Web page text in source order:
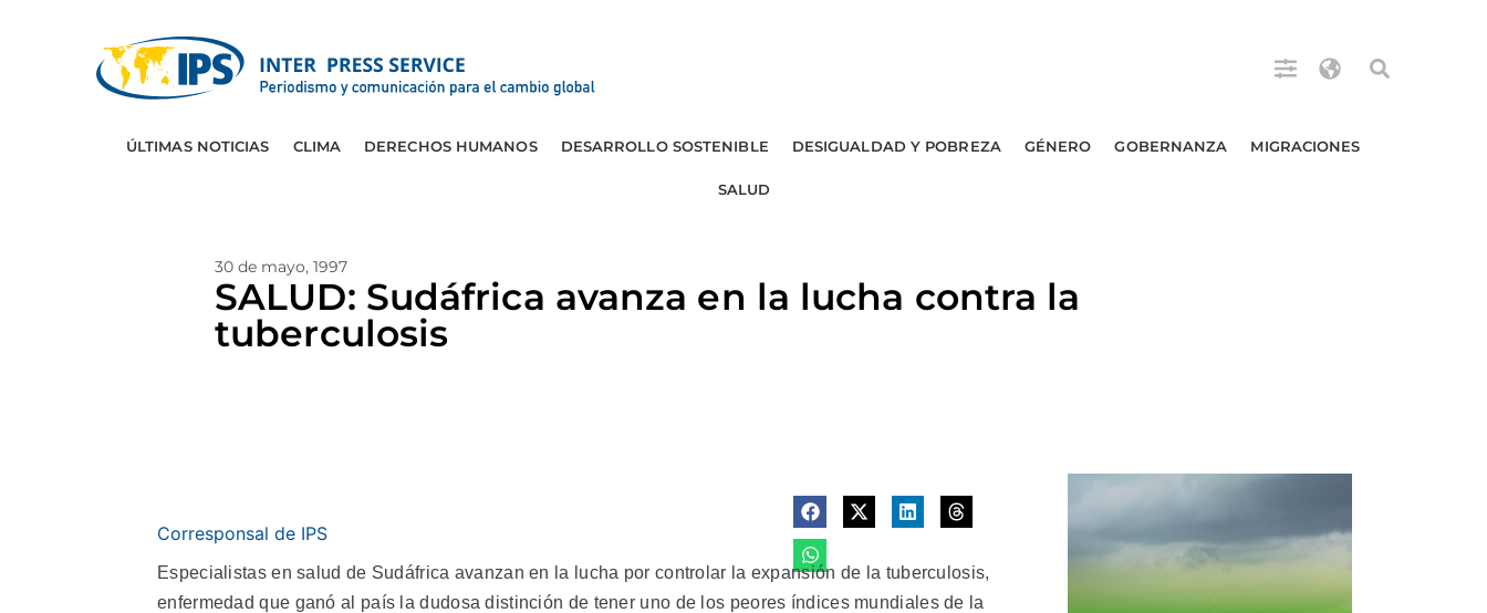
ÚLTIMAS NOTICIAS CLIMA DERECHOS HUMANOS DESARROLLO SOSTENIBLE DESIGUALDAD Y POBREZA GÉNERO GOBERNANZA MIGRACIONES
SALUD
30 de mayo, 1997
SALUD: Sudáfrica avanza en la lucha contra la
tuberculosis
Corresponsal de IPS
Especialistas en salud de Sudáfrica avanzan en la lucha por controlar la expansión de la tuberculosis,
enfermedad que ganó al país la dudosa distinción de tener uno de los peores índices mundiales de la